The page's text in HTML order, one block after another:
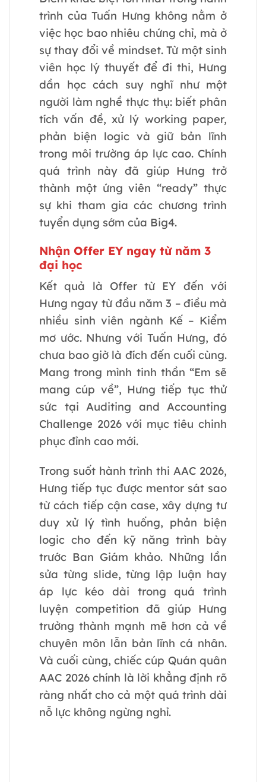
trình của Tuấn Hưng không nằm ở
việc học bao nhiêu chứng chỉ, mà ở
sự thay đổi về mindset. Từ một sinh
viên học lý thuyết để đi thi, Hưng
dần học cách suy nghĩ như một
người làm nghề thực thụ: biết phân
tích vấn đề, xử lý working paper,
phản biện logic và giữ bản lĩnh
trong môi trường áp lực cao. Chính
quá trình này đã giúp Hưng trở
thành một ứng viên “ready” thực
sự khi tham gia các chương trình
tuyển dụng sớm của Big4.
Nhận Offer EY ngay từ năm 3
đại học
Kết quả là Offer từ EY đến với
Hưng ngay từ đầu năm 3 – điều mà
nhiều sinh viên ngành Kế – Kiểm
mơ ước. Nhưng với Tuấn Hưng, đó
chưa bao giờ là đích đến cuối cùng.
Mang trong mình tinh thần “Em sẽ
mang cúp về”, Hưng tiếp tục thử
sức tại Auditing and Accounting
Challenge 2026 với mục tiêu chinh
phục đỉnh cao mới.
Trong suốt hành trình thi AAC 2026,
Hưng tiếp tục được mentor sát sao
từ cách tiếp cận case, xây dựng tư
duy xử lý tình huống, phản biện
logic cho đến kỹ năng trình bày
trước Ban Giám khảo. Những lần
sửa từng slide, từng lập luận hay
áp lực kéo dài trong quá trình
luyện competition đã giúp Hưng
trưởng thành mạnh mẽ hơn cả về
chuyên môn lẫn bản lĩnh cá nhân.
Và cuối cùng, chiếc cúp Quán quân
AAC 2026 chính là lời khẳng định rõ
ràng nhất cho cả một quá trình dài
nỗ lực không ngừng nghỉ.